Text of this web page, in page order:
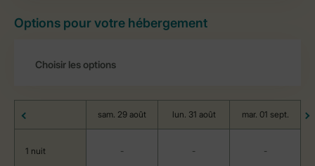
Options pour votre hébergement
sam. 29 août lun. 31 août mar. 01 sept.
1 nuit - - -